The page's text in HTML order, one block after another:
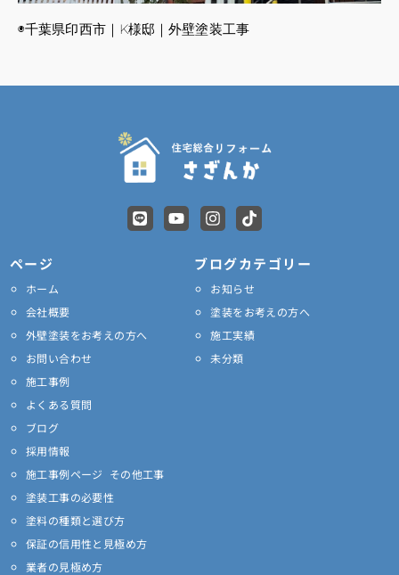
◉千葉県印西市｜K様邸｜外壁塗装工事
L
i
Y
o
I
n
t
g
r
m
T
i
t
k
ページ
ホーム
会社概要
外壁塗装をお考えの方へ
お問い合わせ
施工事例
よくある質問
ブログ
採用情報
施工事例ページ その他工事
塗装工事の必要性
塗料の種類と選び方
保証の信用性と見極め方
業者の見極め方
ブログカテゴリー
お知らせ
塗装をお考えの方へ
施工実績
未分類